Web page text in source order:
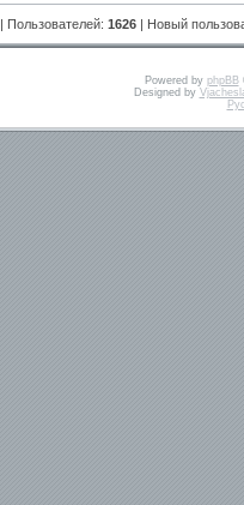
| Пользователей: 1626 | Новый
Powered by phpBB
Designed by